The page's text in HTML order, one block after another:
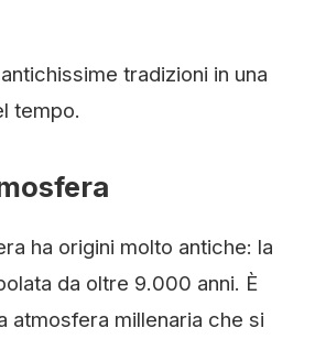
tradizioni in una
tempo.
ha origini molto antiche: la
da oltre 9.000 anni. È
atmosfera millenaria che si